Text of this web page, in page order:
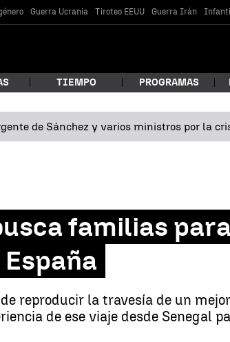
Guerra Ucrania Tiroteo EEUU Guerra Irán
TIEMPO PROGRAMAS
de Sánchez y varios ministros por la
familias
reproducir la travesía de un
de ese viaje desde Senegal